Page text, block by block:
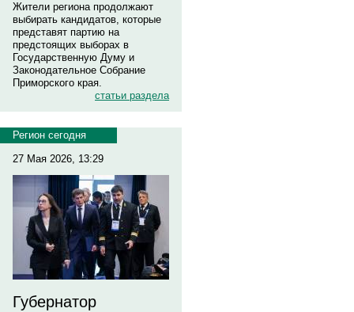
Жители региона продолжают
выбирать кандидатов, которые
представят партию на
предстоящих выборах в
Государственную Думу и
Законодательное Собрание
Приморского края.
статьи раздела
Регион сегодня
27 Мая 2026, 13:29
Губернатор